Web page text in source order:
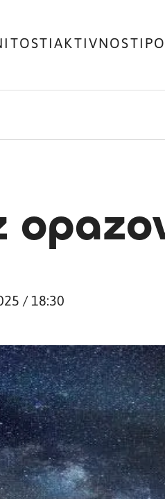
AKTIVNOSTI
/ 18:30